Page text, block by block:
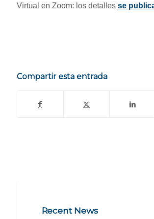
Virtual en Zoom: los detalles se
Compartir esta entrada
Recent News